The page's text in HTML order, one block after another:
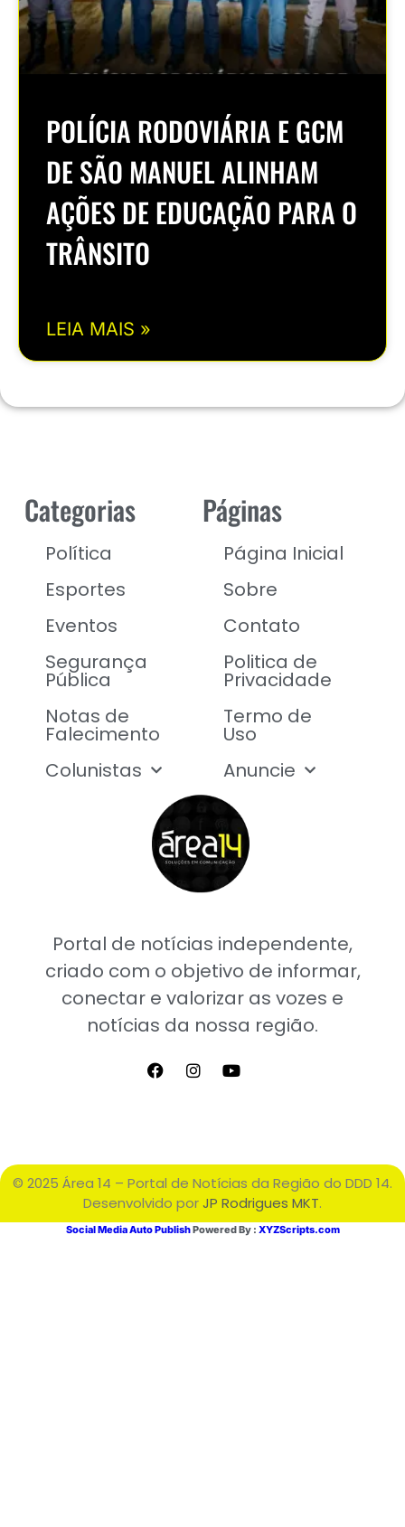
POLÍCIA RODOVIÁRIA E GCM
DE SÃO MANUEL ALINHAM
AÇÕES DE EDUCAÇÃO PARA O
TRÂNSITO
LEIA MAIS »
Portal de notícias independente,
criado com o objetivo de informar,
conectar e valorizar as vozes e
notícias da nossa região.
Categorias
Política
Esportes
Eventos
Segurança
Pública
Notas de
Falecimento
Colunistas
Páginas
Página Inicial
Sobre
Contato
Politica de
Privacidade
Termo de
Uso
Anuncie
© 2025 Área 14 – Portal de Notícias da Região do DDD 14.
Desenvolvido porJP Rodrigues MKT.
Social Media Auto PublishPowered By : XYZScripts.com